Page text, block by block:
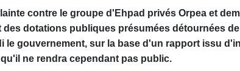
contre le groupe d'Ehpad privés Orpea et
des dotations publiques présumées détournées
le gouvernement, sur la base d'un rapport issu
ne rendra cependant pas public.